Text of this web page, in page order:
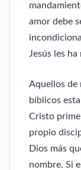
amor debe
Jesús les
Aquellos de
bíblicos
Cristo
propio
Dios más
nombre. Si